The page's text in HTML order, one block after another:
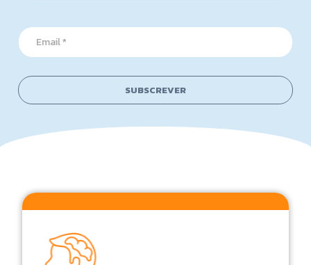
*
*
*
E
m
a
l
*
SUBSCREVER